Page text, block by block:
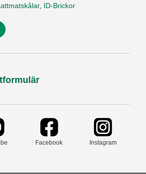
, ID-Brickor
Facebook Instagram